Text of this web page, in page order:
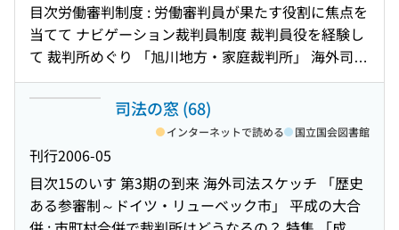
目次労働審判制度 : 労働審判員が果たす役割に焦点を
当てて ナビゲーション裁判員制度 裁判員役を経験し
て 裁判所めぐり 「旭川地方・家庭裁判所」 海外司法
スケッチ 「フランス国立司法学院」 お知らせ 小学生
向け広報用ビデオの紹介 特集 「事業の再生」 対談
「ことばに乗せて，こころを届ける 15のいす いすの
つぶやき ナビゲーション裁判員制度 裁判員裁判用法
廷の紹介
司法の窓 (68)
刊行2006-05
インターネットで読める 国立国会図書館
目次15のいす 第3期の到来 海外司法スケッチ 「歴史
ある参審制～ドイツ・リューベック市」 平成の大合